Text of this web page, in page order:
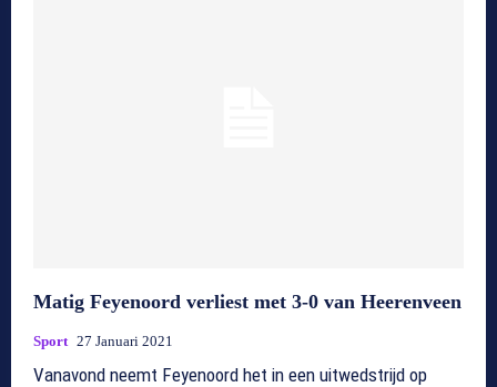
Matig Feyenoord verliest met 3-0 van Heerenveen
Sport 27 Januari 2021
Vanavond neemt Feyenoord het in een uitwedstrijd op